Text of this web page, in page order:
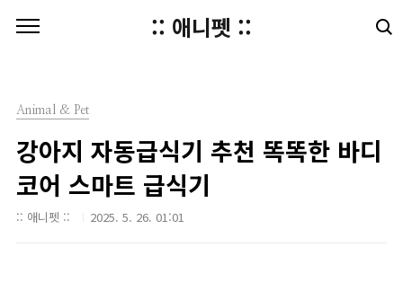
:: 애니펫 ::
Animal & Pet
강아지 자동급식기 추천 똑똑한 바디
코어 스마트 급식기
:: 애니펫 :: 2025. 5. 26. 01:01